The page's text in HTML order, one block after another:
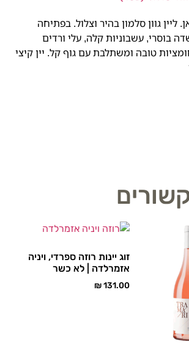
ליין גוון סלמון בהיר וצלול. בפתיחה
בוסרי, עשבוניות קלה, עלי ורדים
טובה ומשתלבת עם גוף קל. יין קיצי
זוג יינות רוזה ספרדי, ויניה
אזמרלדה | לא כשר
₪131.00